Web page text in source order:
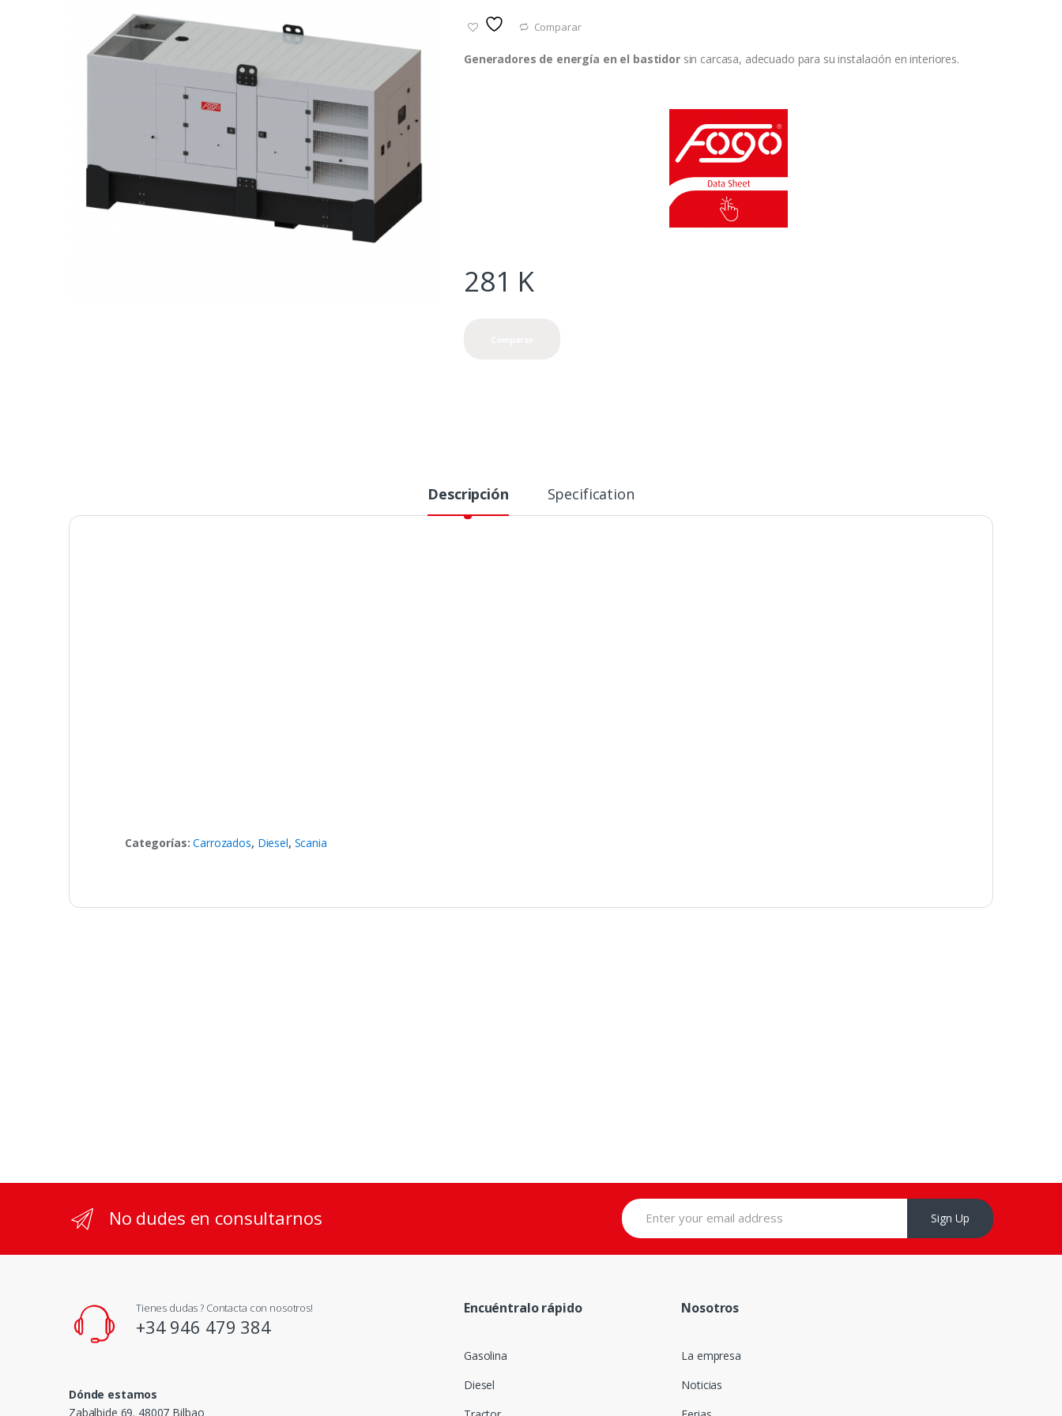
Comparar
Generadores de energía en el bastidorsin carcasa, adecuado para su instalación en interiores.
281 K
Descripción Specification
Categorías:Carrozados, Diesel, Scania
No dudes en consultarnos Sign Up
Encuéntralo rápido
Gasolina
Diesel
Nosotros
La empresa
Noticias
Tienes dudas ? Contacta con nosotros!
+34 946 479 384
Dónde estamos
Zabalbide 69. 48007 Bilbao